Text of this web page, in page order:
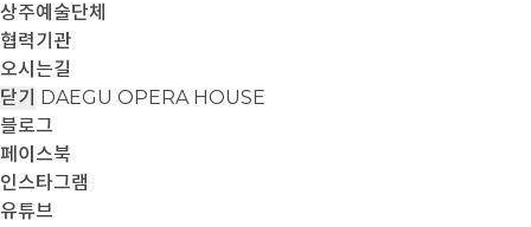
상주예술단체
협력기관
오시는길
닫기 DAEGU OPERA HOUSE
블로그
페이스북
인스타그램
유튜브